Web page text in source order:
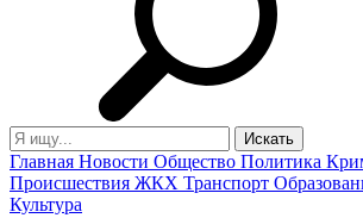
Главная Новости Общество Политика
Происшествия ЖКХ Транспорт
Культура